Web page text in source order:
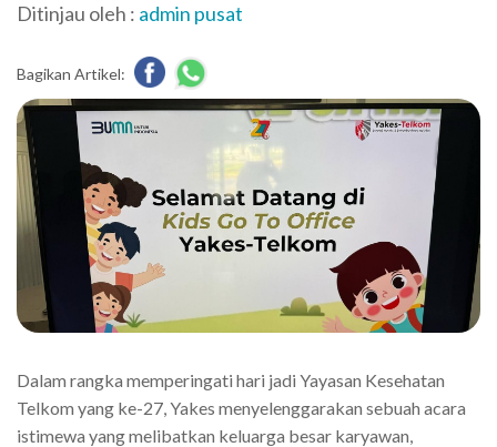
Ditinjau oleh : admin pusat
Bagikan Artikel:
Dalam rangka memperingati hari jadi Yayasan Kesehatan
Telkom yang ke-27, Yakes menyelenggarakan sebuah acara
istimewa yang melibatkan keluarga besar karyawan,